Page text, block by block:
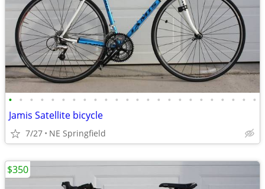
• • • • • • • • • • • • • • • • • • • • • • • •
Jamis Satellite bicycle
7/27 NE Springfield
$350